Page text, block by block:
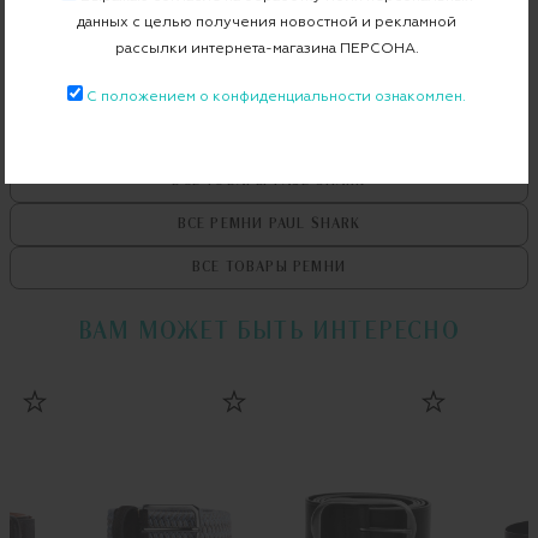
Примерка при доставке торговым представителем
ВСЕ РЕМНИ PAUL SHARK
ВСЕ ТОВАРЫ РЕМНИ
ВАМ МОЖЕТ БЫТЬ ИНТЕРЕСНО
данных с целью получения новостной и рекламной
рассылки интернета-магазина ПЕРСОНА.
С положением о конфиденциальности ознакомлен.